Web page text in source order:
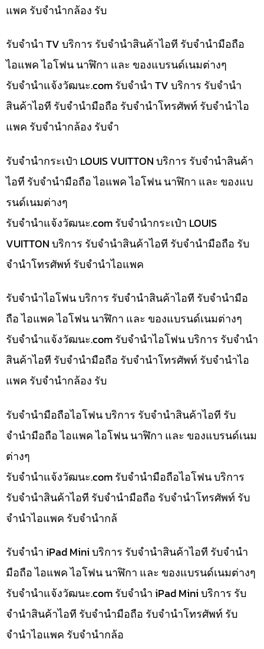
แพค รับจำนำกล้อง รับ
รับจำนำ TV บริการ รับจำนำสินค้าไอที รับจำนำมือถือ
ไอแพค ไอโฟน นาฬิกา และ ของแบรนด์เนมต่างๆ
รับจํานําแจ้งวัฒนะ.com รับจำนำ TV บริการ รับจำนำ
สินค้าไอที รับจำนำมือถือ รับจำนำโทรศัพท์ รับจำนำไอ
แพค รับจำนำกล้อง รับจำ
รับจำนำกระเป๋า LOUIS VUITTON บริการ รับจำนำสินค้า
ไอที รับจำนำมือถือ ไอแพค ไอโฟน นาฬิกา และ ของแบ
รนด์เนมต่างๆ
รับจํานําแจ้งวัฒนะ.com รับจำนำกระเป๋า LOUIS
VUITTON บริการ รับจำนำสินค้าไอที รับจำนำมือถือ รับ
จำนำโทรศัพท์ รับจำนำไอแพค
รับจำนำไอโฟน บริการ รับจำนำสินค้าไอที รับจำนำมือ
ถือ ไอแพค ไอโฟน นาฬิกา และ ของแบรนด์เนมต่างๆ
รับจํานําแจ้งวัฒนะ.com รับจำนำไอโฟน บริการ รับจำนำ
สินค้าไอที รับจำนำมือถือ รับจำนำโทรศัพท์ รับจำนำไอ
แพค รับจำนำกล้อง รับ
รับจำนำมือถือไอโฟน บริการ รับจำนำสินค้าไอที รับ
จำนำมือถือ ไอแพค ไอโฟน นาฬิกา และ ของแบรนด์เนม
ต่างๆ
รับจํานําแจ้งวัฒนะ.com รับจำนำมือถือไอโฟน บริการ
รับจำนำสินค้าไอที รับจำนำมือถือ รับจำนำโทรศัพท์ รับ
จำนำไอแพค รับจำนำกล้
รับจำนำ iPad Mini บริการ รับจำนำสินค้าไอที รับจำนำ
มือถือ ไอแพค ไอโฟน นาฬิกา และ ของแบรนด์เนมต่างๆ
รับจํานําแจ้งวัฒนะ.com รับจำนำ iPad Mini บริการ รับ
จำนำสินค้าไอที รับจำนำมือถือ รับจำนำโทรศัพท์ รับ
จำนำไอแพค รับจำนำกล้อ